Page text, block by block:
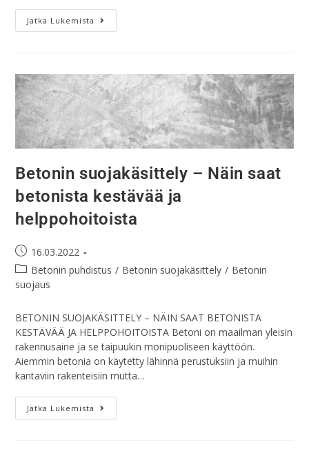
Jatka Lukemista
Betonin suojakäsittely – Näin saat
betonista kestävää ja
helppohoitoista
16.03.2022
Betonin puhdistus / Betonin suojakäsittely / Betonin
suojaus
BETONIN SUOJAKÄSITTELY – NÄIN SAAT BETONISTA
KESTÄVÄÄ JA HELPPOHOITOISTA Betoni on maailman yleisin
rakennusaine ja se taipuukin monipuoliseen käyttöön.
Aiemmin betonia on käytetty lähinnä perustuksiin ja muihin
kantaviin rakenteisiin mutta…
Jatka Lukemista